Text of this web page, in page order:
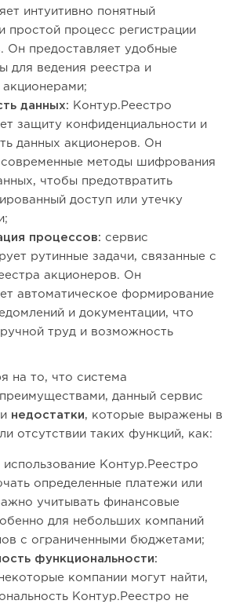
интуитивно понятный
простой процесс регистрации
Он предоставляет удобные
для ведения реестра и
акционерами;
данных: Контур.Реестро
защиту конфиденциальности и
данных акционеров. Он
современные методы шифрования
чтобы предотвратить
доступ или утечку
процессов: сервис
рутинные задачи, связанные с
акционеров. Он
автоматическое формирование
и документации, что
труд и возможность
на то, что система
данный сервис
недостатки, которые выражены в
отсутствии таких функций, как:
использование Контур.Реестро
определенные платежи или
учитывать финансовые
для небольших компаний
с ограниченными бюджетами;
функциональности:
компании могут найти,
Контур.Реестро не